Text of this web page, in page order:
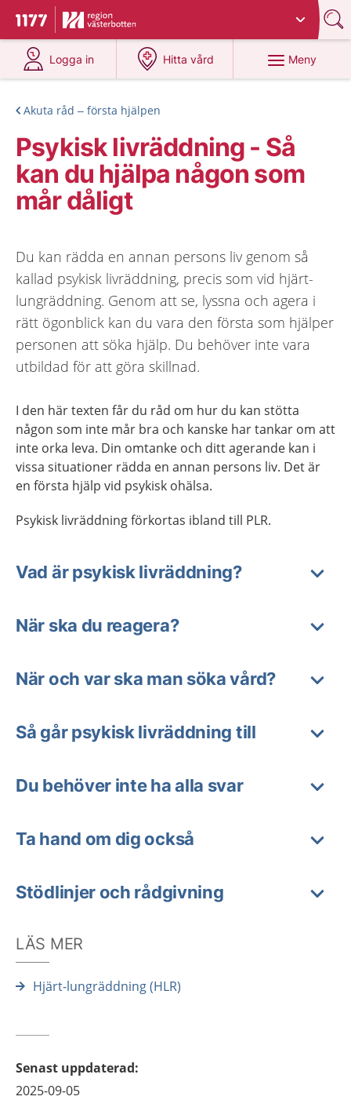
Till startsidan för 1177
Du har valt region
Logga in
på 1177.se
Hitta vård
på 1177.se
Meny
Akuta råd – första hjälpen
Psykisk livräddning - Så
kan du hjälpa någon som
mår dåligt
Du kan rädda en annan persons liv genom så
kallad psykisk livräddning, precis som vid hjärt-
lungräddning. Genom att se, lyssna och agera i
rätt ögonblick kan du vara den första som hjälper
personen att söka hjälp. Du behöver inte vara
utbildad för att göra skillnad.
I den här texten får du råd om hur du kan stötta
någon som inte mår bra och kanske har tankar om att
inte orka leva. Din omtanke och ditt agerande kan i
vissa situationer rädda en annan persons liv. Det är
en första hjälp vid psykisk ohälsa.
Psykisk livräddning förkortas ibland till PLR.
Vad är psykisk livräddning?
När ska du reagera?
När och var ska man söka vård?
Så går psykisk livräddning till
Du behöver inte ha alla svar
Ta hand om dig också
Stödlinjer och rådgivning
LÄS MER
Hjärt-lungräddning (HLR)
Senast uppdaterad:
2025-09-05